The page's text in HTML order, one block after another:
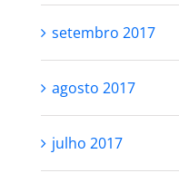
setembro 2017
agosto 2017
julho 2017